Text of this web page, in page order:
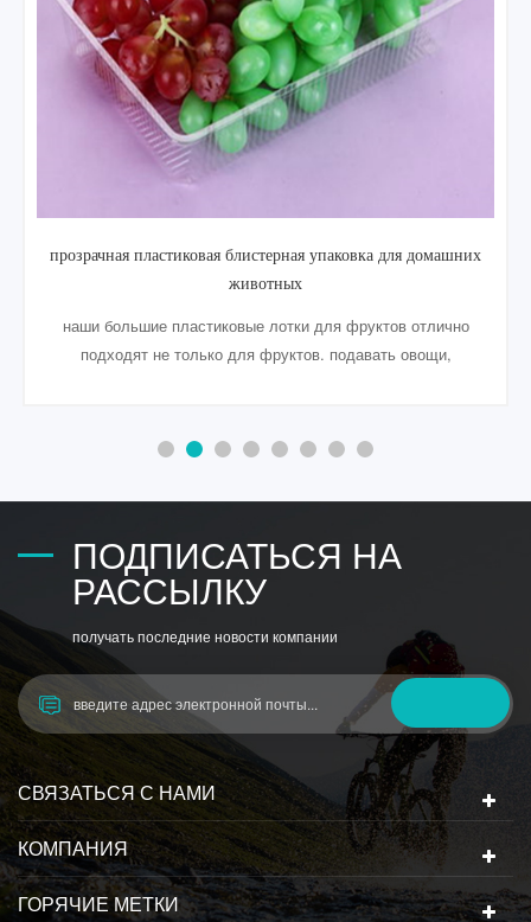
дешевые пластиковые одноразовые блистерной упаковки
свежих фруктов лоток
Мои продукты Пластиковый лоток для фруктов - отличный
способ сохранить все фрукты и овощи в безопасности.
ПОДПИСАТЬСЯ НА
РАССЫЛКУ
получать последние новости компании
СВЯЗАТЬСЯ С НАМИ
КОМПАНИЯ
ГОРЯЧИЕ МЕТКИ